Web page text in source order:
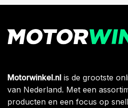
Motorwinkel.nl is de grootste
van Nederland. Met een
producten en een focus op